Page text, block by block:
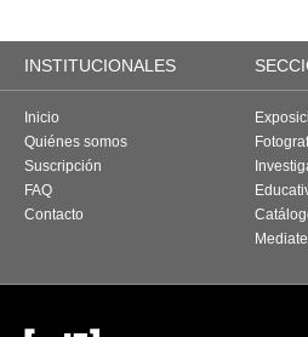
INSTITUCIONALES
Inicio
Quiénes somos
Suscripción
FAQ
Contacto